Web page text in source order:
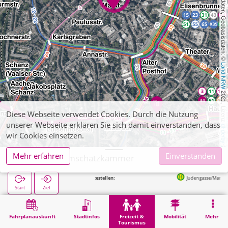
, Kartendaten, Geobasisdaten: ©
Land NRW
2021, Lizenz
dl-de/by-2-0
Fahrplanauskunft Stadtinfos
Freizeit &
Tourismus
Mobilität Mehr
Aachen, Domschatzkammer
Start Ziel
Nächste Haltestellen: Judengasse/Markt in 91m
Freizeit & Tourismus Kultur Aachen, Domschatzkammer
Diese Webseite verwendet Cookies. Durch die Nutzung
unserer Webseite erklären Sie sich damit einverstanden, dass
wir Cookies einsetzen.
Mehr erfahren
Einverstanden